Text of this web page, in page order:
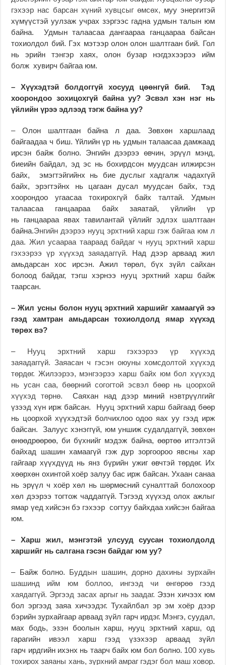
гэхээр нас барсан хүний хувцсыг өмсөх, муу энергитэй
хүмүүстэй уулзаж учрах зэргээс гадна удмын талын юм
байна. Удмын талаасаа дангаараа ганцаараа байсан
тохиолдол бий. Гэх мэтээр олон олон шалтгаан бий. Гол
нь эрийн тэнгэр хаях, олон бузар нэгдэхээрээ ийм
болж хувирч байгаа юм.
– Хүүхэдтэй болдоггүй хосууд цөөнгүй бий. Тэд
хоорондоо зохицохгүй байна уу? Эсвэл хэн нэг нь
үйлийн үрээ эдлээд тэгж байна уу?
– Олон шалтгаан байна л даа. Зөвхөн харшлаад
байгаадаа ч биш. Үйлийн үр нь удмын талаасаа дамжаад
ирсэн байж болно. Энгийн дээрээ өвчин, эрүүл мэнд,
биеийн байдал, эд эс нь бохирдсон муудсан илжирсэн
байх, эмэгтэйгийнх нь бие дуслыг хадгалж чадахгүй
байх, эрэгтэйнх нь цагаан дусал муудсан байх, тэд
хоорондоо угаасаа тохирохгүй байх талтай. Удмын
талаасаа ганцаараа байх заяатай, үйлийн үр
нь ганцаараа явах тавилантай үйлийг эдлэх шалтгаан
байна.Энгийн дээрээ нууц эрхтний харш гэж байгаа юм л
даа. Жил усаараа таараад байдаг ч нууц эрхтний харш
гэхээрээ үр хүүхэд заяадаггүй. Над дээр арваад жил
амьдарсан хос ирсэн. Ажил төрөл, бүх зүйл сайхан
болоод байдаг, тэгш хэрнээ нууц эрхтний харш байж
таарсан.
– Жил усны болон нууц эрхтний харшийг хамаагүй ээ
гээд хамтран амьдарсан тохиолдолд ямар хүүхэд
төрөх вэ?
– Нууц эрхтний харш гэхээрээ үр хүүхэд
заяадаггүй. Заяасан ч гэсэн оюуны хомсдолтой хүүхэд
төрдөг. Жилээрээ, мэнгээрээ харш байх юм бол хүүхэд
нь усан саа, бөөрний согогтой эсвэл бөөр нь цоорхой
хүүхэд төрнө.
Саяхан над дээр миний нэвтрүүлгийг
үзээд хүн ирж байсан. Нууц эрхтний харш байгаад бөөр
нь цоорхой хүүхэдтэй болчихлоо одоо яах уу гээд ирж
байсан. Залуус хэнэггүй, юм уншиж судалдаггүй, зөвхөн
өнөөдрөөрөө, би бүхнийг мэдэж байна, өөртөө итгэлтэй
байхад шашин хамаагүй гэж дур зоргоороо явсны хар
гайгаар хүүхдүүд нь янз бүрийн ужиг өвчтэй төрдөг. Их
хөөрхөн охинтой хоёр залуу бас ирж байсан. Ухаан санаа
нь эрүүл ч хоёр хөл нь шөрмөсний суналттай болохоор
хөл дээрээ тогтож чаддаггүй. Тэгээд хүүхэд олох ажлыг
ямар үед хийсэн бэ гэхээр согтуу байхдаа хийсэн байгаа
юм.
– Харш жил, мэнгэтэй улсууд суусан тохиолдолд
харшийг нь салгана гэсэн байдаг юм уу?
– Байж болно. Буддын шашин, дорно дахины зурхайн
шашинд ийм юм боллоо, ингээд чи өнгөрөө гээд
хаядаггүй. Эргээд засах аргыг нь заадаг. Эзэн хичээх юм
бол эргээд заяа хичээдэг. Тухайлбал эр эм хоёр дээр
бэрийн зурхайгаар арваад зүйл гарч ирдэг. Мэнгэ, суудал,
мах бодь, эзэн боолын харш, нууц эрхтний харш, од
гарагийн ивээл харш гээд үзэхээр арваад зүйл
гарч ирдгийн ихэнх нь таарч байх юм бол болно. 100 хувь
тохирох заяаны хань, зүрхний амраг гэдэг бол маш ховор.